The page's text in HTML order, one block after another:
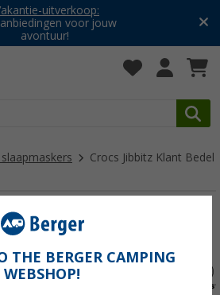
uitverkoop:
voor jouw
avontuur!
Crocs Jibbitz Klant Bedel
Bedel Ketting
THE BERGER CAMPING
WEBSHOP!